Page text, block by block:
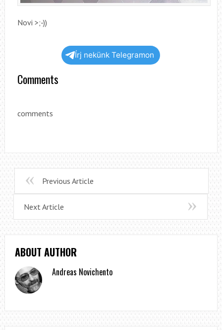
Novi >;-))
Írj nekünk Telegramon
Comments
comments
Previous Article
Next Article
ABOUT AUTHOR
Andreas Novichento